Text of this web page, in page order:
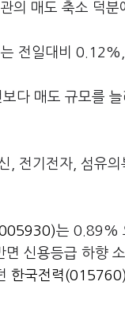
의 매도 축소 덕분
전일대비
다 매도 규모를
, 전기전자, 섬유
는 0.89%
신용등급 하향
한국전력(015760)